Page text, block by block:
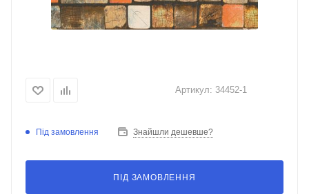
Артикул: 34452-1
Під замовлення Знайшли дешевше?
ПІД ЗАМОВЛЕННЯ